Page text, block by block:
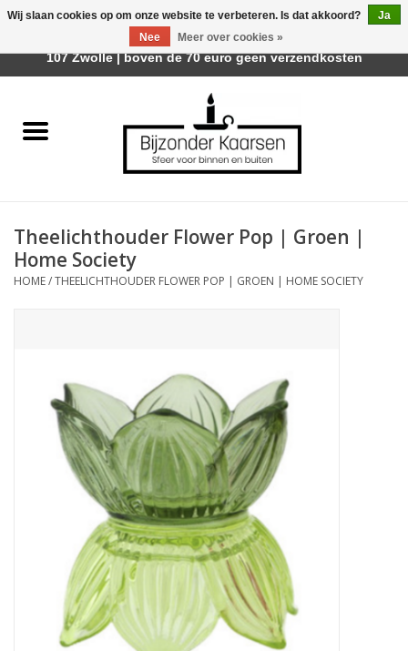
Räder Design Stories
Geurkaarsen
Kaarsenhouders
LED Kaarsen
Kaarsen accessoires
Relatiegeschenken & Bedankjes
Huisparfums
Theelichthouder Flower Pop | Groen |
Home Society
HOME/THEELICHTHOUDER FLOWER POP | GROEN | HOME SOCIETY
Wij slaan cookies op om onze website te verbeteren. Is dat akkoord?
Ja
Nee
Meer over cookies »
Afhalen is mogelijk bij Trotz Woon & Cadeau | Belvederelaan
107 Zwolle | boven de 70 euro geen verzendkosten